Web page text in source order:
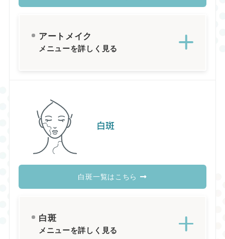
アートメイク
メニューを詳しく見る
白斑
白斑一覧はこちら
白斑
メニューを詳しく見る